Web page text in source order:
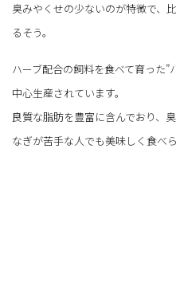
臭みやくせの少ないのが特徴で、
るそう。
ハーブ配合の飼料を食べて育った
中心生産されています。
良質な脂肪を豊富に含んでおり、
なぎが苦手な人でも美味しく食べ